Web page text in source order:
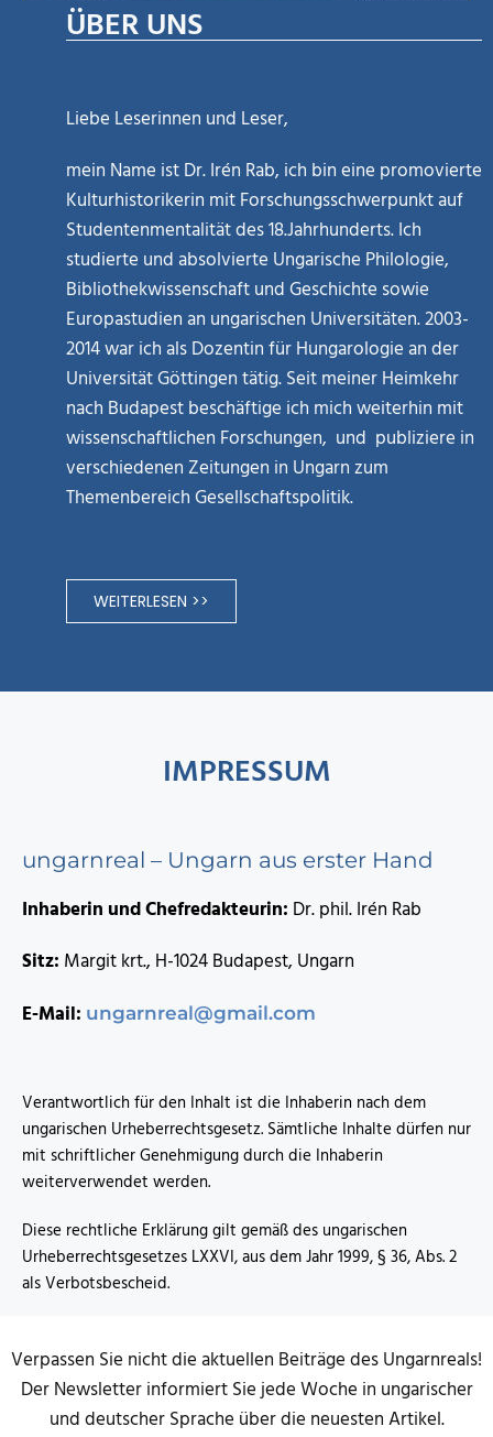
ÜBER UNS
Liebe Leserinnen und Leser,
mein Name ist Dr. Irén Rab, ich bin eine promovierte
Kulturhistorikerin mit Forschungsschwerpunkt auf
Studentenmentalität des 18.Jahrhunderts. Ich
studierte und absolvierte Ungarische Philologie,
Bibliothekwissenschaft und Geschichte sowie
Europastudien an ungarischen Universitäten. 2003-
2014 war ich als Dozentin für Hungarologie an der
Universität Göttingen tätig. Seit meiner Heimkehr
nach Budapest beschäftige ich mich weiterhin mit
wissenschaftlichen Forschungen, und publiziere in
verschiedenen Zeitungen in Ungarn zum
Themenbereich Gesellschaftspolitik.
WEITERLESEN >>
IMPRESSUM
ungarnreal – Ungarn aus erster Hand
Inhaberin und Chefredakteurin: Dr. phil. Irén Rab
Sitz: Margit krt., H-1024 Budapest, Ungarn
E-Mail: ungarnreal@gmail.com
Verantwortlich für den Inhalt ist die Inhaberin nach dem
ungarischen Urheberrechtsgesetz. Sämtliche Inhalte dürfen nur
mit schriftlicher Genehmigung durch die Inhaberin
weiterverwendet werden.
Diese rechtliche Erklärung gilt gemäß des ungarischen
Urheberrechtsgesetzes LXXVI, aus dem Jahr 1999, § 36, Abs. 2
als Verbotsbescheid.
Verpassen Sie nicht die aktuellen Beiträge des Ungarnreals!
Der Newsletter informiert Sie jede Woche in ungarischer
und deutscher Sprache über die neuesten Artikel.